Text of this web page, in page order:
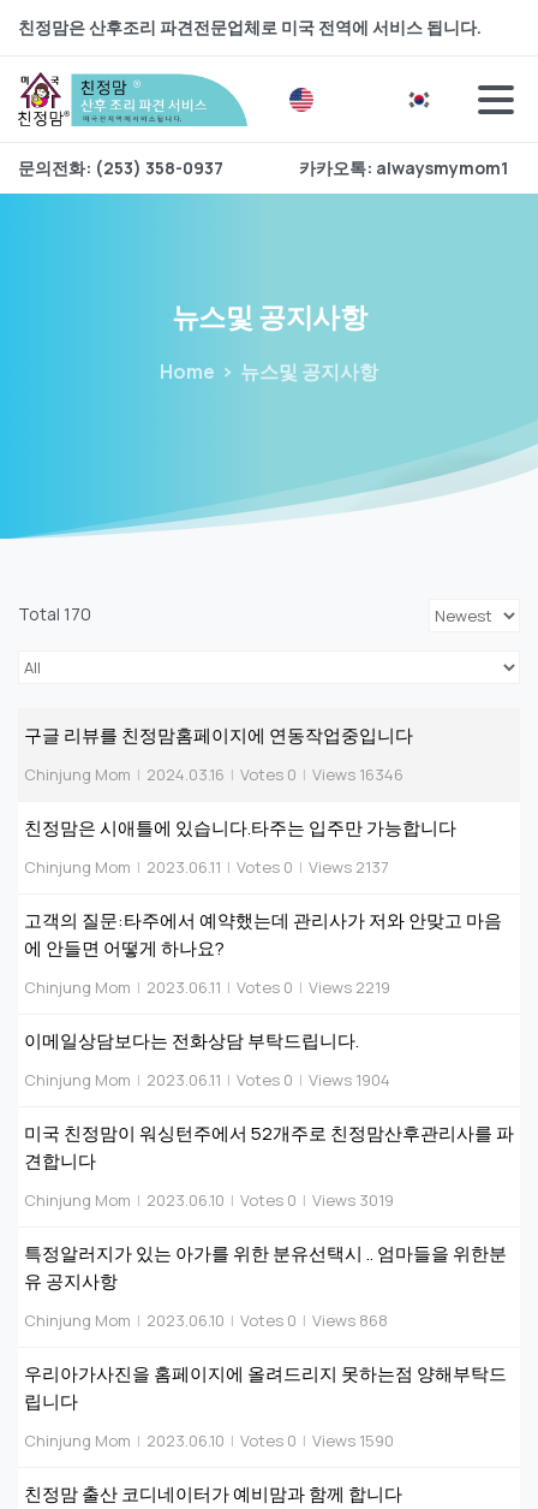
친정맘은 산후조리 파견전문업체로 미국 전역에 서비스 됩니다.
문의전화: (253) 358-0937 카카오톡: alwaysmymom1
뉴스및 공지사항
Home 뉴스및 공지사항
Total 170
구글 리뷰를 친정맘홈페이지에 연동작업중입니다
Chinjung Mom | 2024.03.16 | Votes 0 | Views 16346
친정맘은 시애틀에 있습니다.타주는 입주만 가능합니다
Chinjung Mom | 2023.06.11 | Votes 0 | Views 2137
고객의 질문:타주에서 예약했는데 관리사가 저와 안맞고 마음
에 안들면 어떻게 하나요?
Chinjung Mom | 2023.06.11 | Votes 0 | Views 2219
이메일상담보다는 전화상담 부탁드립니다.
Chinjung Mom | 2023.06.11 | Votes 0 | Views 1904
미국 친정맘이 워싱턴주에서 52개주로 친정맘산후관리사를 파
견합니다
Chinjung Mom | 2023.06.10 | Votes 0 | Views 3019
특정알러지가 있는 아가를 위한 분유선택시 .. 엄마들을 위한분
유 공지사항
Chinjung Mom | 2023.06.10 | Votes 0 | Views 868
우리아가사진을 홈페이지에 올려드리지 못하는점 양해부탁드
립니다
Chinjung Mom | 2023.06.10 | Votes 0 | Views 1590
친정맘 출산 코디네이터가 예비맘과 함께 합니다